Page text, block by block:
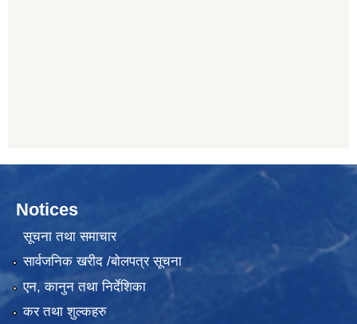
Notices
सूचना तथा समाचार
सार्वजनिक खरीद /बोलपत्र सूचना
एन, कानुन तथा निर्देशिका
कर तथा शुल्कहरु